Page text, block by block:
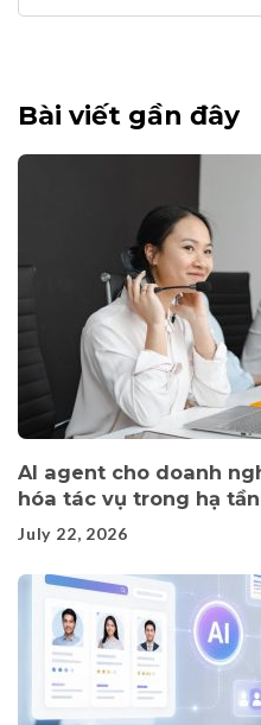
for:
Bài viết gần đây
AI agent cho doanh
hóa tác vụ trong hạ
July 22, 2026